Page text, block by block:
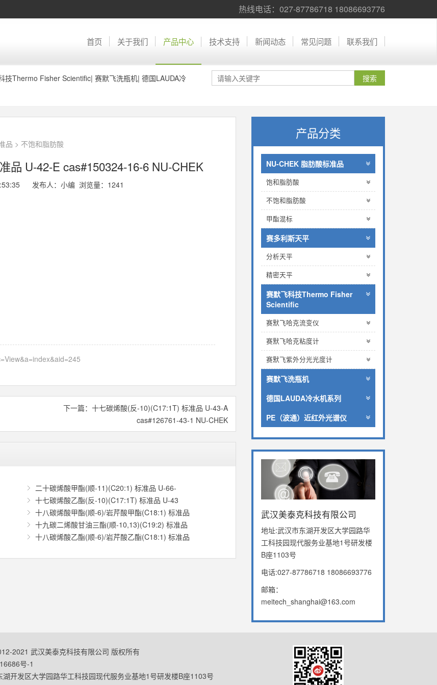
热线电话：027-87786718 18086693776
首页 关于我们 产品中心 技术支持 新闻动态 常见问题 联系我们
技Thermo Fisher Scientific| 赛默飞洗瓶机| 德国LAUDA冷
品 > 不饱和脂肪酸
品 U-42-E cas#150324-16-6 NU-CHEK
发布人：小编 浏览量： 1241
下一篇： 十七碳烯酸(反-10)(C17:1T) 标准品 U-43-A
cas#126761-43-1 NU-CHEK
二十碳烯酸甲酯(顺-11)(C20:1) 标准品 U-66-
十七碳烯酸乙酯(反-10)(C17:1T) 标准品 U-43
十八碳烯酸甲酯(顺-6)/岩芹酸甲酯(C18:1) 标准品
十九碳二烯酸甘油三酯(顺-10,13)(C19:2) 标准品
十八碳烯酸乙酯(顺-6)/岩芹酸乙酯(C18:1) 标准品
产品分类
NU-CHEK 脂肪酸标准品
饱和脂肪酸
不饱和脂肪酸
甲酯混标
赛多利斯天平
分析天平
精密天平
赛默飞科技Thermo Fisher
Scientific
赛默飞哈克流变仪
赛默飞哈克粘度计
赛默飞紫外分光光度计
赛默飞洗瓶机
德国LAUDA冷水机系列
PE（波通）近红外光谱仪
武汉美泰克科技有限公司
地址:武汉市东湖开发区大学园路华
工科技园现代服务业基地1号研发楼
B座1103号
电话:027-87786718 18086693776
邮箱：
meitech_shanghai@163.com
2021 武汉美泰克科技有限公司 版权所有
号-1
湖开发区大学园路华工科技园现代服务业基地1号研发楼B座1103号